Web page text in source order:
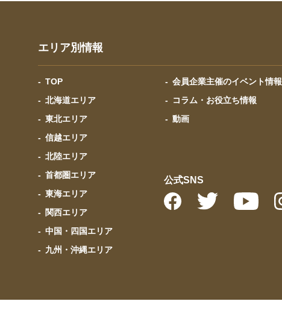
エリア別情報
TOP
北海道エリア
東北エリア
信越エリア
北陸エリア
首都圏エリア
東海エリア
関西エリア
中国・四国エリア
九州・沖縄エリア
会員企業主催のイベント情報
コラム・お役立ち情報
動画
公式SNS